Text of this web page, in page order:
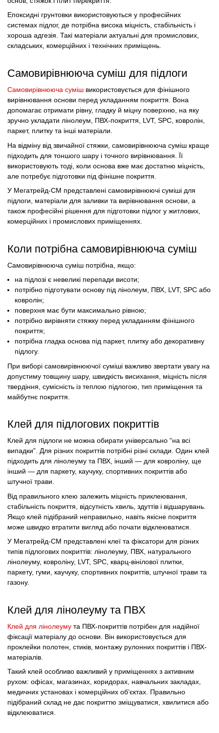
Епоксидні грунтовки використовуються у професійних
системах підлог, де потрібна висока міцність, стабільність і
хороша адгезія. Такі матеріали актуальні для промислових,
складських, комерційних і технічних приміщень.
Самовирівнююча суміш для підлоги
Самовирівнююча суміш використовується для фінішного
вирівнювання основи перед укладанням покриття. Вона
допомагає отримати рівну, гладку й міцну поверхню, на яку
зручно укладати лінолеум, ПВХ-покриття, LVT, SPC, ковролін,
паркет, плитку та інші матеріали.
На відміну від звичайної стяжки, самовирівнююча суміш краще
підходить для тоншого шару і точного вирівнювання. Її
використовують тоді, коли основа вже має достатню міцність,
але потребує підготовки під фінішне покриття.
У Мегатрейд-СМ представлені самовирівнюючі суміші для
підлоги, матеріали для заливки та вирівнювання основи, а
також професійні рішення для підготовки підлог у житлових,
комерційних і промислових приміщеннях.
Коли потрібна самовирівнююча суміш
Самовирівнююча суміш потрібна, якщо:
на підлозі є невеликі перепади висоти;
потрібно підготувати основу під лінолеум, ПВХ, LVT, SPC або
ковролін;
поверхня має бути максимально рівною;
потрібно вирівняти стяжку перед укладанням фінішного
покриття;
потрібна гладка основа під паркет, плитку або декоративну
підлогу.
При виборі самовирівнюючої суміші важливо звертати увагу на
допустиму товщину шару, швидкість висихання, міцність після
твердіння, сумісність із теплою підлогою, тип приміщення та
майбутнє покриття.
Клей для підлогових покриттів
Клей для підлоги не можна обирати універсально “на всі
випадки”. Для різних покриттів потрібні різні склади. Один клей
підходить для лінолеуму та ПВХ, інший — для ковроліну, ще
інший — для паркету, каучуку, спортивних покриттів або
штучної трави.
Від правильного клею залежить міцність приклеювання,
стабільність покриття, відсутність хвиль, здуттів і відшарувань.
Якщо клей підібраний неправильно, навіть якісне покриття
може швидко втратити вигляд або почати відклеюватися.
У Мегатрейд-СМ представлені клеї та фіксатори для різних
типів підлогових покриттів: лінолеуму, ПВХ, натурального
лінолеуму, ковроліну, LVT, SPC, кварц-вінілової плитки,
паркету, гуми, каучуку, спортивних покриттів, штучної трави та
газону.
Клей для лінолеуму та ПВХ
Клей для лінолеуму та ПВХ-покриттів потрібен для надійної
фіксації матеріалу до основи. Він використовується для
проклейки полотен, стиків, монтажу рулонних покриттів і ПВХ-
матеріалів.
Такий клей особливо важливий у приміщеннях з активним
рухом: офісах, магазинах, коридорах, навчальних закладах,
медичних установах і комерційних об’єктах. Правильно
підібраний склад не дає покриттю зміщуватися, хвилитися або
відклеюватися.